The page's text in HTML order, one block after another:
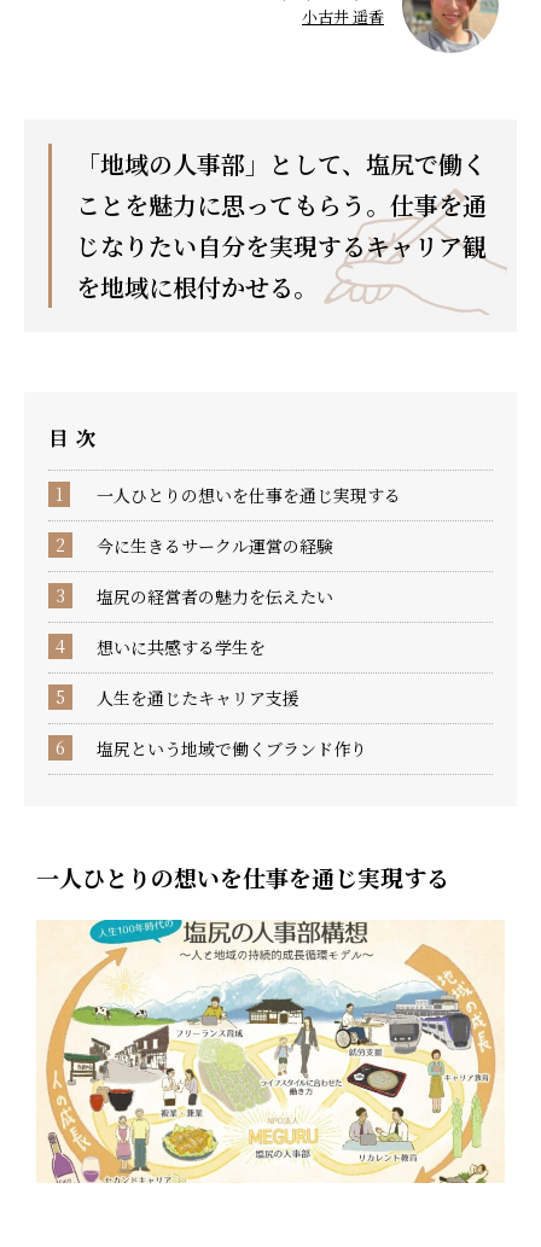
小古井 遥香
「地域の人事部」として、塩尻で働く
ことを魅力に思ってもらう。仕事を通
じなりたい自分を実現するキャリア観
を地域に根付かせる。
目次
一人ひとりの想いを仕事を通じ実現する
今に生きるサークル運営の経験
塩尻の経営者の魅力を伝えたい
想いに共感する学生を
人生を通じたキャリア支援
塩尻という地域で働くブランド作り
一人ひとりの想いを仕事を通じ実現する